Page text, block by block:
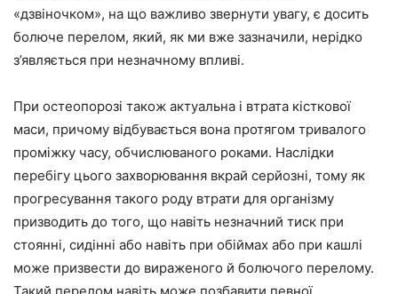
«дзвіночком», на що важливо звернути увагу, є досить
болюче перелом, який, як ми вже зазначили, нерідко
з’являється при незначному впливі.
При остеопорозі також актуальна і втрата кісткової
маси, причому відбувається вона протягом тривалого
проміжку часу, обчислюваного роками. Наслідки
перебігу цього захворювання вкрай серйозні, тому як
прогресування такого роду втрати для організму
призводить до того, що навіть незначний тиск при
стоянні, сидінні або навіть при обіймах або при кашлі
може призвести до вираженого й болючого перелому.
Такий перелом навіть може позбавити певної